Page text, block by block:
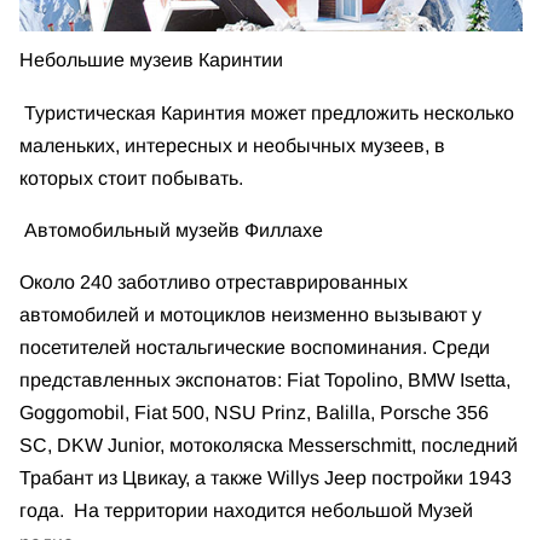
Небольшие музеив Каринтии
Туристическая Каринтия может предложить несколько
маленьких, интересных и необычных музеев, в
которых стоит побывать.
Автомобильный музейв Филлахе
Около 240 заботливо отреставрированных
автомобилей и мотоциклов неизменно вызывают у
посетителей ностальгические воспоминания. Среди
представленных экспонатов: Fiat Topolino, BMW Isetta,
Goggomobil, Fiat 500, NSU Prinz, Balilla, Porsche 356
SC, DKW Junior, мотоколяска Messerschmitt, последний
Трабант из Цвикау, а также Willys Jeep постройки 1943
года. На территории находится небольшой Музей